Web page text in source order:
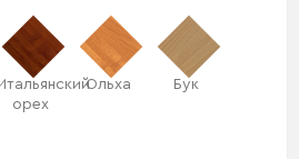
орех
Ольха Бук